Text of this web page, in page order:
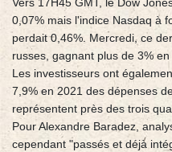
0,07% mais l'indice Nasdaq à
perdait 0,46%. Mercredi, ce
russes, gagnant plus de 3%
Les investisseurs ont
7,9% en 2021 des dépenses
représentent près des trois
Pour Alexandre Baradez,
cependant "passés et déjà